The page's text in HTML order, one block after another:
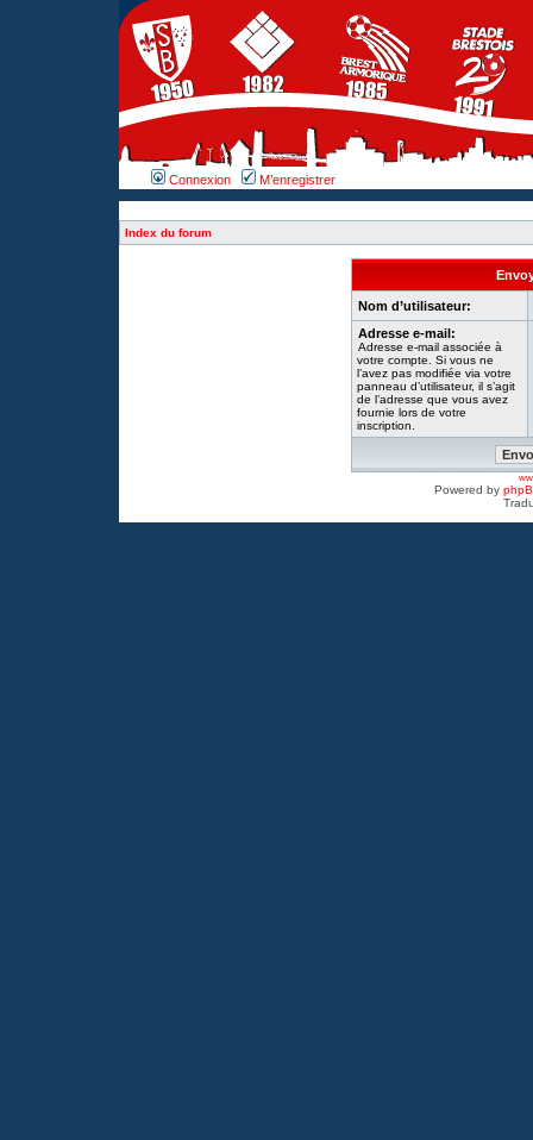
Connexion M’enregistrer
Index du forum
Nom d’utilisateur:
Adresse e-mail:
Adresse e-mail associée à
votre compte. Si vous ne
l’avez pas modifiée via votre
panneau d’utilisateur, il s’agit
de l’adresse que vous avez
fournie lors de votre
inscription.
Powered by